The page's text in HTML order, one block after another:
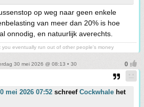
op weg naar geen enkele
van meer dan 20% is hoe
onnodig, en natuurlijk averechts.
you eventually run out of other people's money
30 mei 2026 @ 08:13 • 30
mei 2026 07:52 schreef Cockwhale het